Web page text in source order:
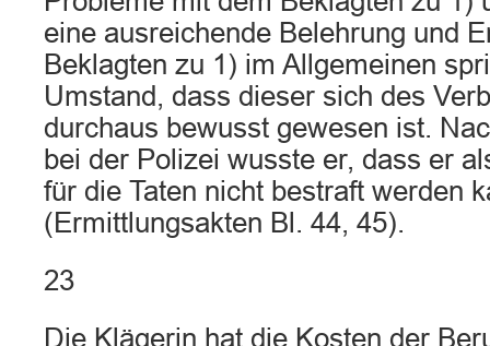
eine ausreichende Belehrung und
Beklagten zu 1) im Allgemeinen
Umstand, dass dieser sich des
durchaus bewusst gewesen ist.
bei der Polizei wusste er, dass er
für die Taten nicht bestraft werden
(Ermittlungsakten Bl. 44, 45).
23
Die Klägerin hat die Kosten der